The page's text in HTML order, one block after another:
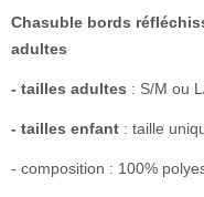
Chasuble bords
adultes
- tailles adultes : S/M ou
- tailles enfant : taille
- composition : 100%